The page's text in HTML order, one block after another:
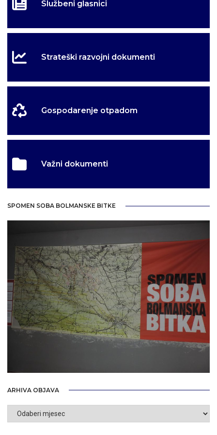
Službeni glasnici
Strateški razvojni dokumenti
Gospodarenje otpadom
Važni dokumenti
SPOMEN SOBA BOLMANSKE BITKE
ARHIVA OBJAVA
Arhiva